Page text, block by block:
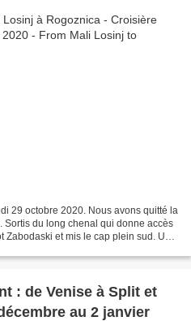
29 octobre 2020. Nous avons quitté la
du long chenal qui donne accès
et mis le cap plein sud. Un
: de Venise à Split et
au 2 janvier